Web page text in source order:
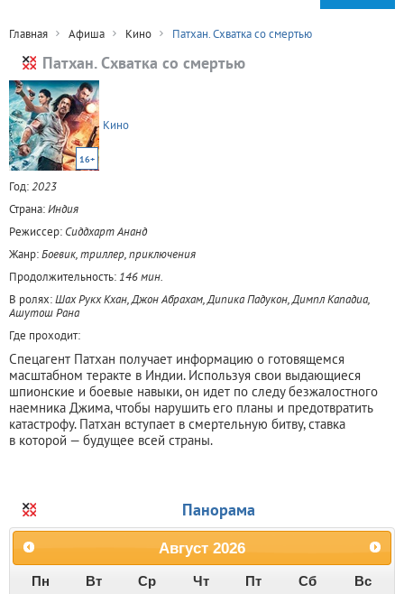
Главная Афиша Кино Патхан. Схватка со смертью
Патхан. Схватка со смертью
16+
Кино
Год:2023
Страна:Индия
Режиссер: Сиддхарт Ананд
Жанр:Боевик, триллер, приключения
Продолжительность: 146 мин.
В ролях:Шах Рукх Кхан, Джон Абрахам, Дипика Падукон, Димпл Кападиа,
Ашутош Рана
Где проходит:
Спецагент Патхан получает информацию о готовящемся
масштабном теракте в Индии. Используя свои выдающиеся
шпионские и боевые навыки, он идет по следу безжалостного
наемника Джима, чтобы нарушить его планы и предотвратить
катастрофу. Патхан вступает в смертельную битву, ставка
в которой — будущее всей страны.
Панорама
Август 2026
Пн Вт Ср Чт Пт Сб
Вс